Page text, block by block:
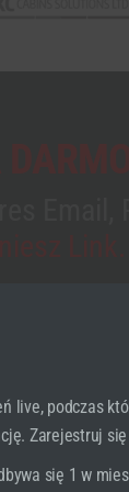
live, podczas
Zarejestruj
się 1 w